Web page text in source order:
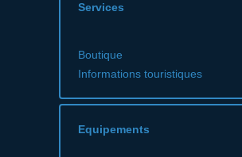
Services
Boutique
Informations touristiques
Equipements